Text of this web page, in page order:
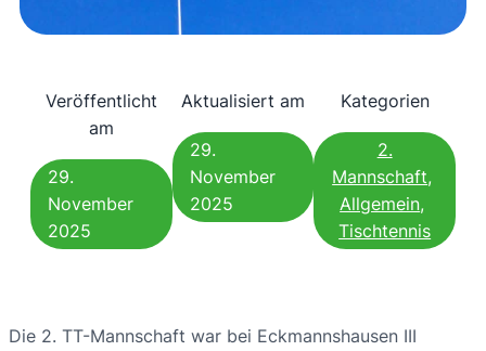
Veröffentlicht
am
29.
November
2025
Aktualisiert am
29.
November
2025
Kategorien
2.
Mannschaft
Allgemein
Tischtennis
Die 2. TT-Mannschaft war bei Eckmannshausen III